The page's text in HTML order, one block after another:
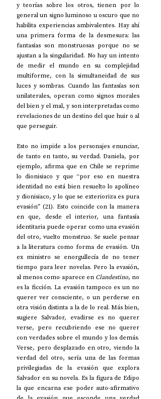
y teorías sobre los otros, tienen por lo
general un signo luminoso u oscuro que no
habilita experiencias ambivalentes. Hay ahí
una primera forma de la desmesura: las
fantasías son monstruosas porque no se
ajustan a la singularidad. No hay un intento
de medir el mundo en su complejidad
multiforme, con la simultaneidad de sus
luces y sombras. Cuando las fantasías son
unilaterales, operan como signos morales
del bien y el mal, y son interpretadas como
revelaciones de un destino del que huir o al
que perseguir.
Esto no impide a los personajes enunciar,
de tanto en tanto, su verdad. Daniela, por
ejemplo, afirma que en Chile se reprime
lo dionisiaco y que “por eso en nuestra
identidad no está bien resuelto lo apolíneo
y dionisiaco, y lo que se exterioriza es pura
evasión” (21). Esto coincide con la manera
en que, desde el interior, una fantasía
identitaria puede operar como una evasión
del otro, vuelto monstruo. Se suele pensar
a la literatura como forma de evasión. Un
ex ministro se enorgullecía de no tener
tiempo para leer novelas. Pero la evasión,
al menos como aparece en Clandestino, no
es la ficción. La evasión tampoco es un no
querer ver consciente, o un perderse en
otra visión distinta a la de lo real. Más bien,
sugiere Salvador, evadirse es no querer
verse, pero recubriendo ese no querer
con verdades sobre el mundo y los demás.
Verse, pero desplazado en otro, viendo la
verdad del otro, sería una de las formas
privilegiadas de la evasión que explora
Salvador en su novela. Es la figura de Edipo
la que encarna ese poder auto-afirmativo